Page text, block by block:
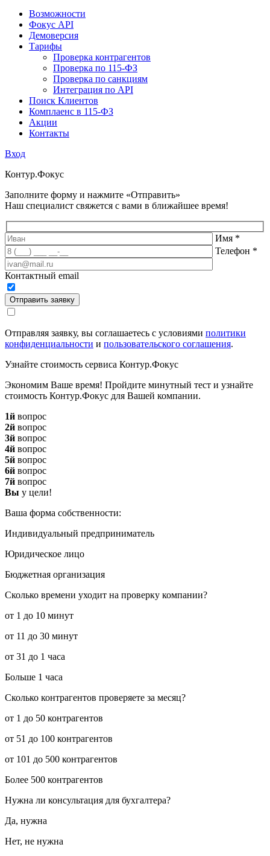
Возможности
Фокус API
Демоверсия
Тарифы
Проверка контрагентов
Проверка по 115-ФЗ
Проверка по санкциям
Интеграция по API
Поиск Клиентов
Комплаенс в 115-ФЗ
Акции
Контакты
Вход
Контур.Фокус
Заполните форму и нажмите «Отправить»
Наш специалист свяжется с вами в ближайшее время!
Имя *
Телефон *
Контактный email
Отправить заявку
Отправляя заявку, вы соглашаетесь с условиями политики
конфиденциальности и пользовательского соглашения.
Узнайте стоимость сервиса Контур.Фокус
Экономим Ваше время! Пройдите минутный тест и узнайте
стоимость Контур.Фокус для Вашей компании.
1й вопрос
2й вопрос
3й вопрос
4й вопрос
5й вопрос
6й вопрос
7й вопрос
Вы у цели!
Ваша форма собственности:
Индивидуальный предприниматель
Юридическое лицо
Бюджетная организация
Сколько времени уходит на проверку компании?
от 1 до 10 минут
от 11 до 30 минут
от 31 до 1 часа
Больше 1 часа
Сколько контрагентов проверяете за месяц?
от 1 до 50 контрагентов
от 51 до 100 контрагентов
от 101 до 500 контрагентов
Более 500 контрагентов
Нужна ли консультация для бухгалтера?
Да, нужна
Нет, не нужна